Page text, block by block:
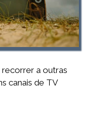
a outras
canais de TV